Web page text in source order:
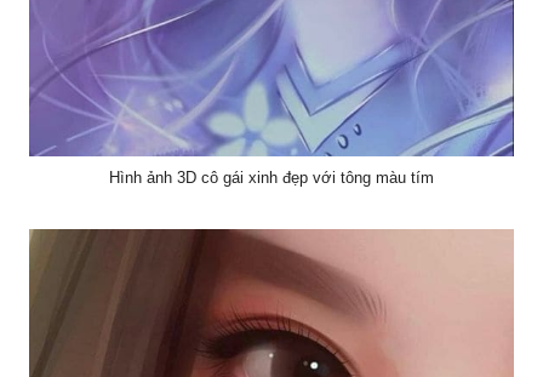
Hình ảnh 3D cô gái xinh đẹp với tông màu tím